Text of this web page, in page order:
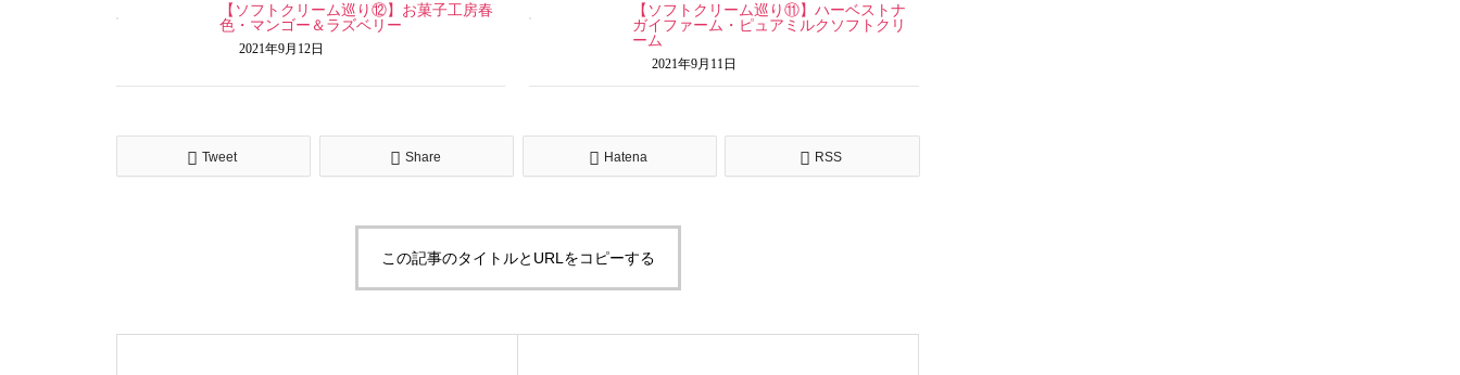
【ソフトクリーム巡り⑫】お菓子工房春
色・マンゴー＆ラズベリー
2021年9月12日
【ソフトクリーム巡り⑪】ハーベストナ
ガイファーム・ピュアミルクソフトクリ
ーム
2021年9月11日
Tweet Share Hatena RSS
この記事のタイトルとURLをコピーする